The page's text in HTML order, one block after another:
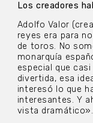
Los creadores
Adolfo Valor
reyes era para
de toros. No
monarquía
especial que
divertida, esa
interesó lo que
interesantes. Y
vista dramático».